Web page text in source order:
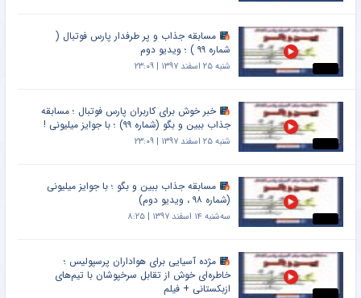
مسابقه جذاب و پر طرفدار پارس فوتبال (
شماره ۹۹ ) ؛ ویدیو دوم
شنبه ۲۵ اسفند ۱۳۹۷ | ۲۳:۰۹
خبر خوش برای کاربران پارس فوتبال ؛ مسابقه
جذاب ببین و بگو (شماره ۹۹) ؛ با جوایز میلیونی !
شنبه ۲۵ اسفند ۱۳۹۷ | ۲۳:۰۹
مسابقه جذاب ببین و بگو ؛ با جوایز میلیونی
(شماره ۹۸ ، ویدیو دوم)
سه‌شنبه ۱۴ اسفند ۱۳۹۷ | ۸:۲۵
مژده آسیایی برای هواداران پرسپولیس ؛
خاطره‌ای خوش از تقابل سرخپوشان با تیم‌های
ازبکستانی + فیلم